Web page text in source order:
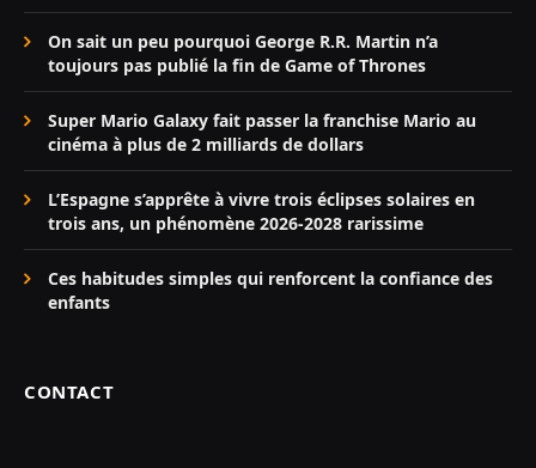
On sait un peu pourquoi George R.R. Martin n’a
toujours pas publié la fin de Game of Thrones
Super Mario Galaxy fait passer la franchise Mario au
cinéma à plus de 2 milliards de dollars
L’Espagne s’apprête à vivre trois éclipses solaires en
trois ans, un phénomène 2026-2028 rarissime
Ces habitudes simples qui renforcent la confiance des
enfants
CONTACT